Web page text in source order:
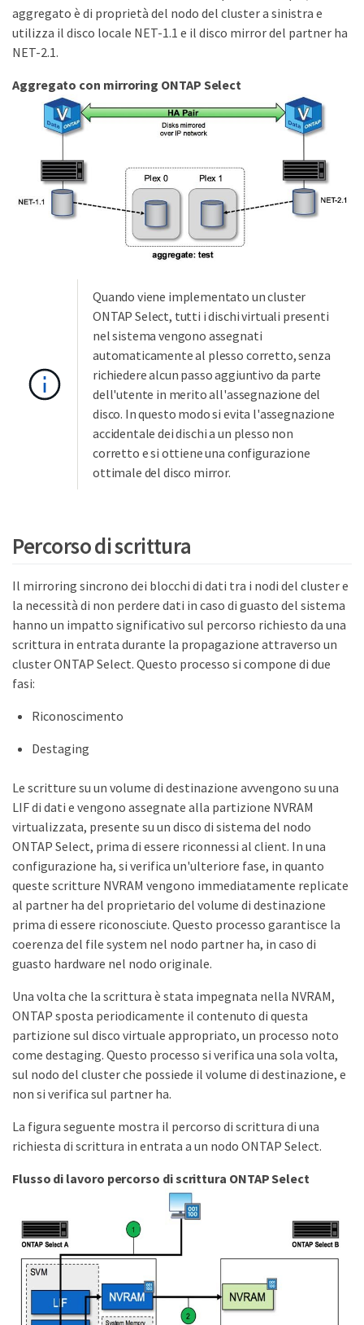
aggregato è di proprietà del nodo del cluster a sinistra e
utilizza il disco locale NET-1.1 e il disco mirror del partner ha
NET-2.1.
Aggregato con mirroring ONTAP Select
Quando viene implementato un cluster
ONTAP Select, tutti i dischi virtuali presenti
nel sistema vengono assegnati
automaticamente al plesso corretto, senza
richiedere alcun passo aggiuntivo da parte
dell'utente in merito all'assegnazione del
disco. In questo modo si evita l'assegnazione
accidentale dei dischi a un plesso non
corretto e si ottiene una configurazione
ottimale del disco mirror.
Percorso di scrittura
Il mirroring sincrono dei blocchi di dati tra i nodi del cluster e
la necessità di non perdere dati in caso di guasto del sistema
hanno un impatto significativo sul percorso richiesto da una
scrittura in entrata durante la propagazione attraverso un
cluster ONTAP Select. Questo processo si compone di due
fasi:
Riconoscimento
Destaging
Le scritture su un volume di destinazione avvengono su una
LIF di dati e vengono assegnate alla partizione NVRAM
virtualizzata, presente su un disco di sistema del nodo
ONTAP Select, prima di essere riconnessi al client. In una
configurazione ha, si verifica un'ulteriore fase, in quanto
queste scritture NVRAM vengono immediatamente replicate
al partner ha del proprietario del volume di destinazione
prima di essere riconosciute. Questo processo garantisce la
coerenza del file system nel nodo partner ha, in caso di
guasto hardware nel nodo originale.
Una volta che la scrittura è stata impegnata nella NVRAM,
ONTAP sposta periodicamente il contenuto di questa
partizione sul disco virtuale appropriato, un processo noto
come destaging. Questo processo si verifica una sola volta,
sul nodo del cluster che possiede il volume di destinazione, e
non si verifica sul partner ha.
La figura seguente mostra il percorso di scrittura di una
richiesta di scrittura in entrata a un nodo ONTAP Select.
Flusso di lavoro percorso di scrittura ONTAP Select